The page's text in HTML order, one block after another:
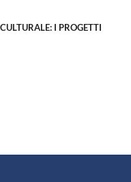
I PROGETTI